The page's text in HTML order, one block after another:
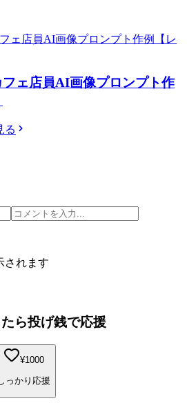
ェ店員AI画像プロンプト作
る
されます
ら投げ銭で応援
¥1000
っかり応援